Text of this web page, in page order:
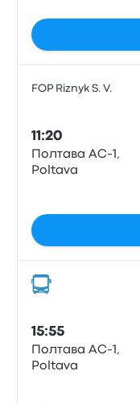
FOP Riznyk S. V.
11:20
Полтава АС-1,
Poltava
15:55
Полтава АС-1,
Poltava